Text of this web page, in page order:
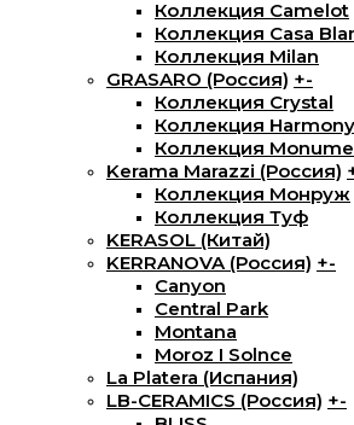
Коллекция Camelot
Коллекция Casa
Коллекция Milan
GRASARO (Россия) +-
Коллекция Crystal
Коллекция Harmony
Коллекция
Kerama Marazzi (Россия)
Коллекция Монруж
Коллекция Туф
KERASOL (Китай)
KERRANOVA (Россия) +-
Canyon
Central Park
Montana
Moroz I Solnce
La Platera (Испания)
LB-CERAMICS (Россия) +-